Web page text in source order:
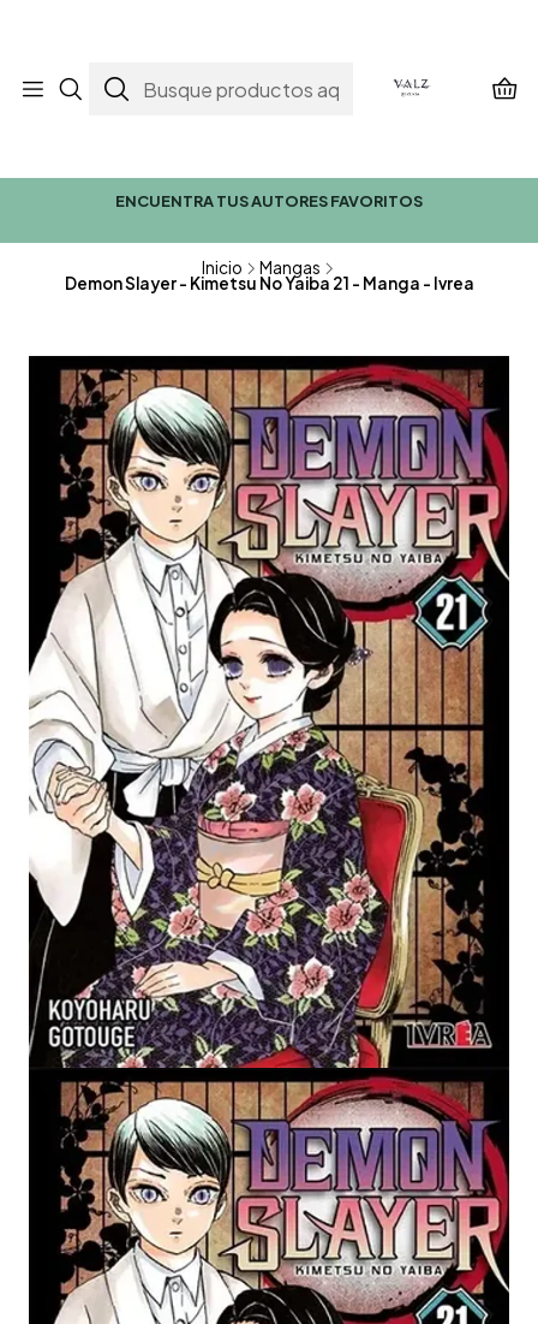
ENCUENTRA TUS AUTORES FAVORITOS
Inicio Mangas
Demon Slayer - Kimetsu No Yaiba 21 - Manga - Ivrea